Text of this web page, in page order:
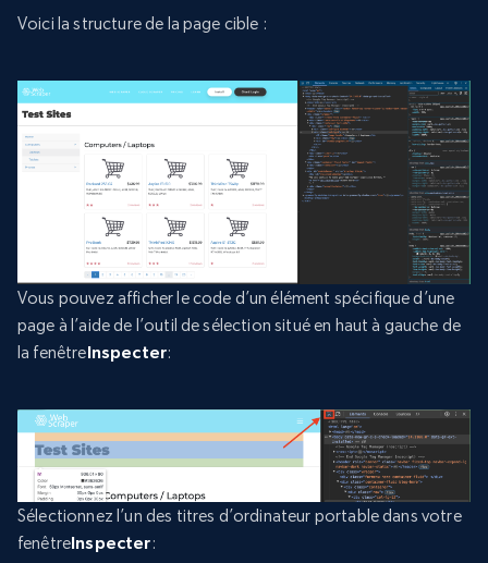
Voici la structure de la page cible :
Vous pouvez afficher le code d’un élément spécifique d’une
page à l’aide de l’outil de sélection situé en haut à gauche de
la fenêtreInspecter:
Sélectionnez l’un des titres d’ordinateur portable dans votre
fenêtreInspecter: